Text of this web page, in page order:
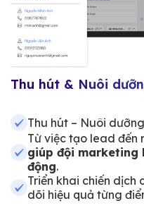
Thu hút & Nuôi
Thu hút – Nuôi
Từ việc tạo lead đến
giúp đội marketing
động.
Triển khai chiến dịch
dõi hiệu quả từng